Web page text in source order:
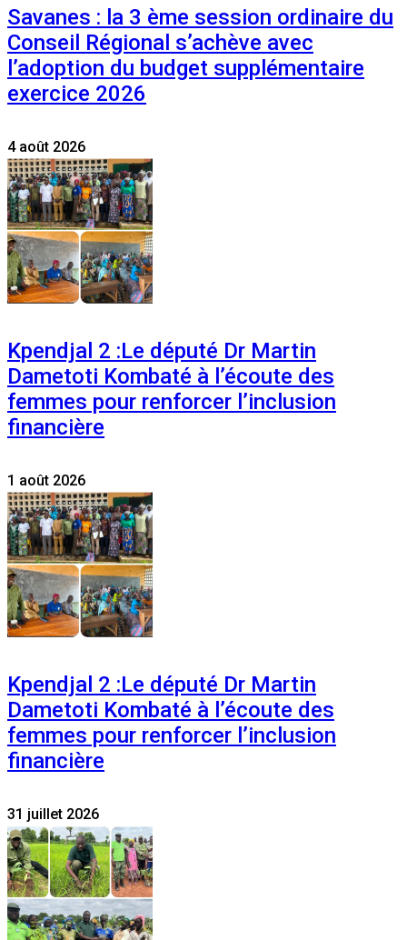
Savanes : la 3 ème session ordinaire du
Conseil Régional s’achève avec
l’adoption du budget supplémentaire
exercice 2026
4 août 2026
Kpendjal 2 :Le député Dr Martin
Dametoti Kombaté à l’écoute des
femmes pour renforcer l’inclusion
financière
1 août 2026
Kpendjal 2 :Le député Dr Martin
Dametoti Kombaté à l’écoute des
femmes pour renforcer l’inclusion
financière
31 juillet 2026